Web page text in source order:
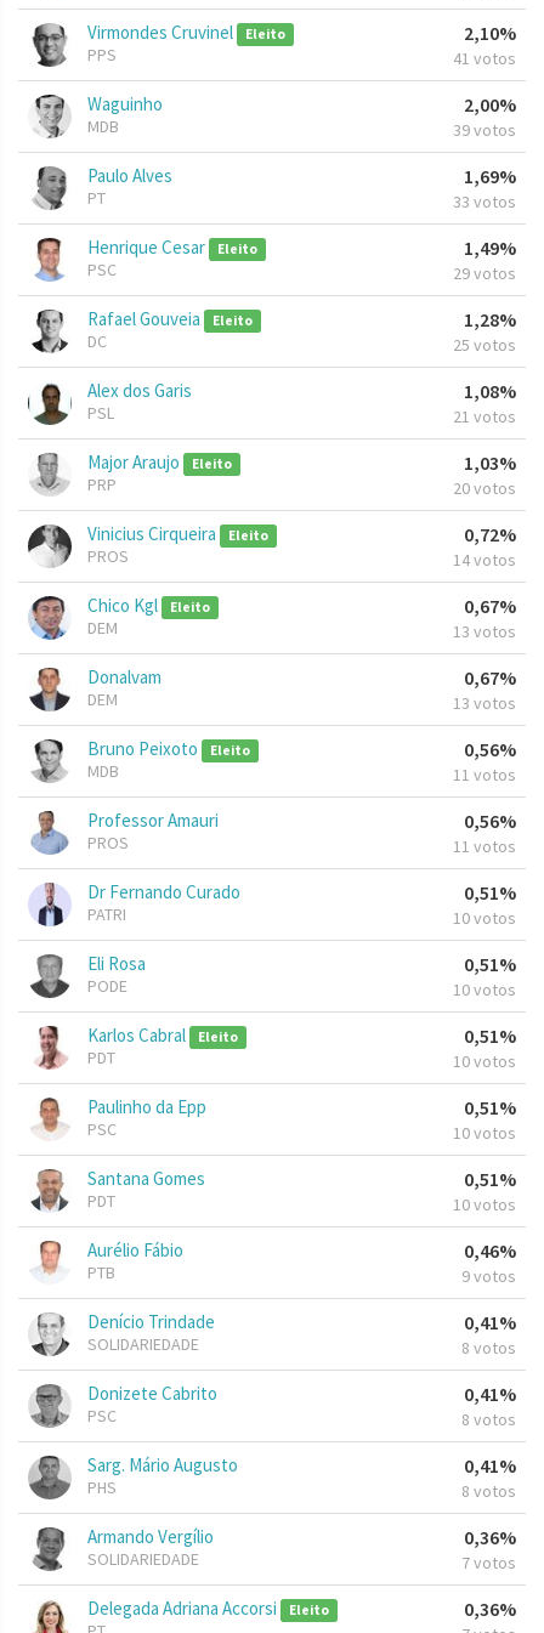
Virmondes Cruvinel Eleito
PPS
2,10%
41 votos
Waguinho
MDB
2,00%
39 votos
Paulo Alves
PT
1,69%
33 votos
Henrique Cesar Eleito
PSC
1,49%
29 votos
Rafael Gouveia Eleito
DC
1,28%
25 votos
Alex dos Garis
PSL
1,08%
21 votos
Major Araujo Eleito
PRP
1,03%
20 votos
Vinicius Cirqueira Eleito
PROS
0,72%
14 votos
Chico Kgl Eleito
DEM
0,67%
13 votos
Donalvam
DEM
0,67%
13 votos
Bruno Peixoto Eleito
MDB
0,56%
11 votos
Professor Amauri
PROS
0,56%
11 votos
Dr Fernando Curado
PATRI
0,51%
10 votos
Eli Rosa
PODE
0,51%
10 votos
Karlos Cabral Eleito
PDT
0,51%
10 votos
Paulinho da Epp
PSC
0,51%
10 votos
Santana Gomes
PDT
0,51%
10 votos
Aurélio Fábio
PTB
0,46%
9 votos
Denício Trindade
SOLIDARIEDADE
0,41%
8 votos
Donizete Cabrito
PSC
0,41%
8 votos
Sarg. Mário Augusto
PHS
0,41%
8 votos
Armando Vergílio
SOLIDARIEDADE
0,36%
7 votos
Delegada Adriana Accorsi Eleito 0,36%